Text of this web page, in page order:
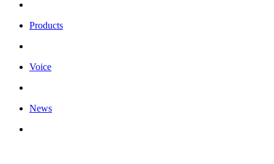
Products
Voice
News